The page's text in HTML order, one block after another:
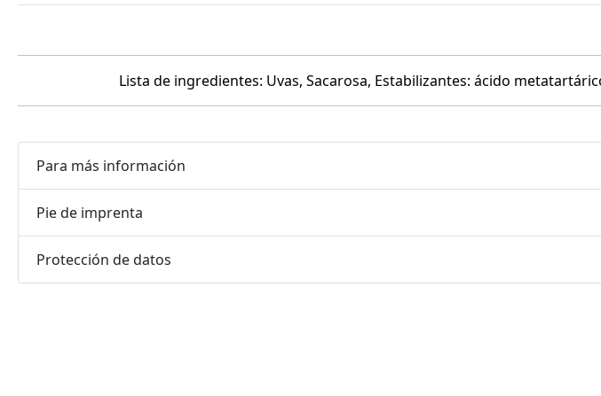
Lista de ingredientes: Uvas, Sacarosa, Estabilizantes: ácido
Para más información
Pie de imprenta
Protección de datos